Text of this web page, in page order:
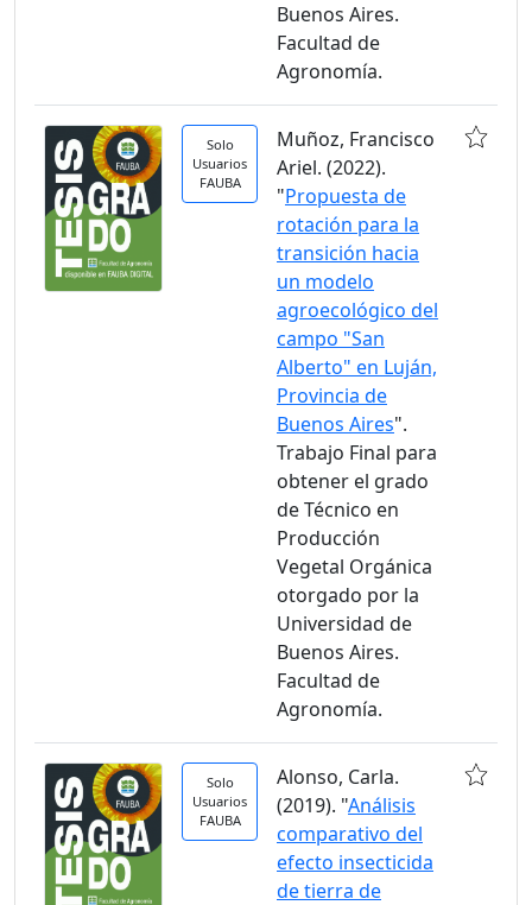
Buenos Aires.
Facultad de
Agronomía.
Solo
Usuarios
FAUBA
Muñoz, Francisco
Ariel. (2022).
"Propuesta de
rotación para la
transición hacia
un modelo
agroecológico del
campo "San
Alberto" en Luján,
Provincia de
Buenos Aires".
Trabajo Final para
obtener el grado
de Técnico en
Producción
Vegetal Orgánica
otorgado por la
Universidad de
Buenos Aires.
Facultad de
Agronomía.
Solo
Usuarios
FAUBA
Alonso, Carla.
(2019). "Análisis
comparativo del
efecto insecticida
de tierra de